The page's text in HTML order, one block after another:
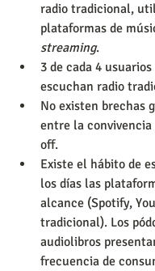
radio tradicional,
plataformas de
streaming.
3 de cada 4
escuchan radio
No existen brechas
entre la
off.
Existe el hábito de
los días las
alcance (Spotify,
tradicional). Los
audiolibros
frecuencia de